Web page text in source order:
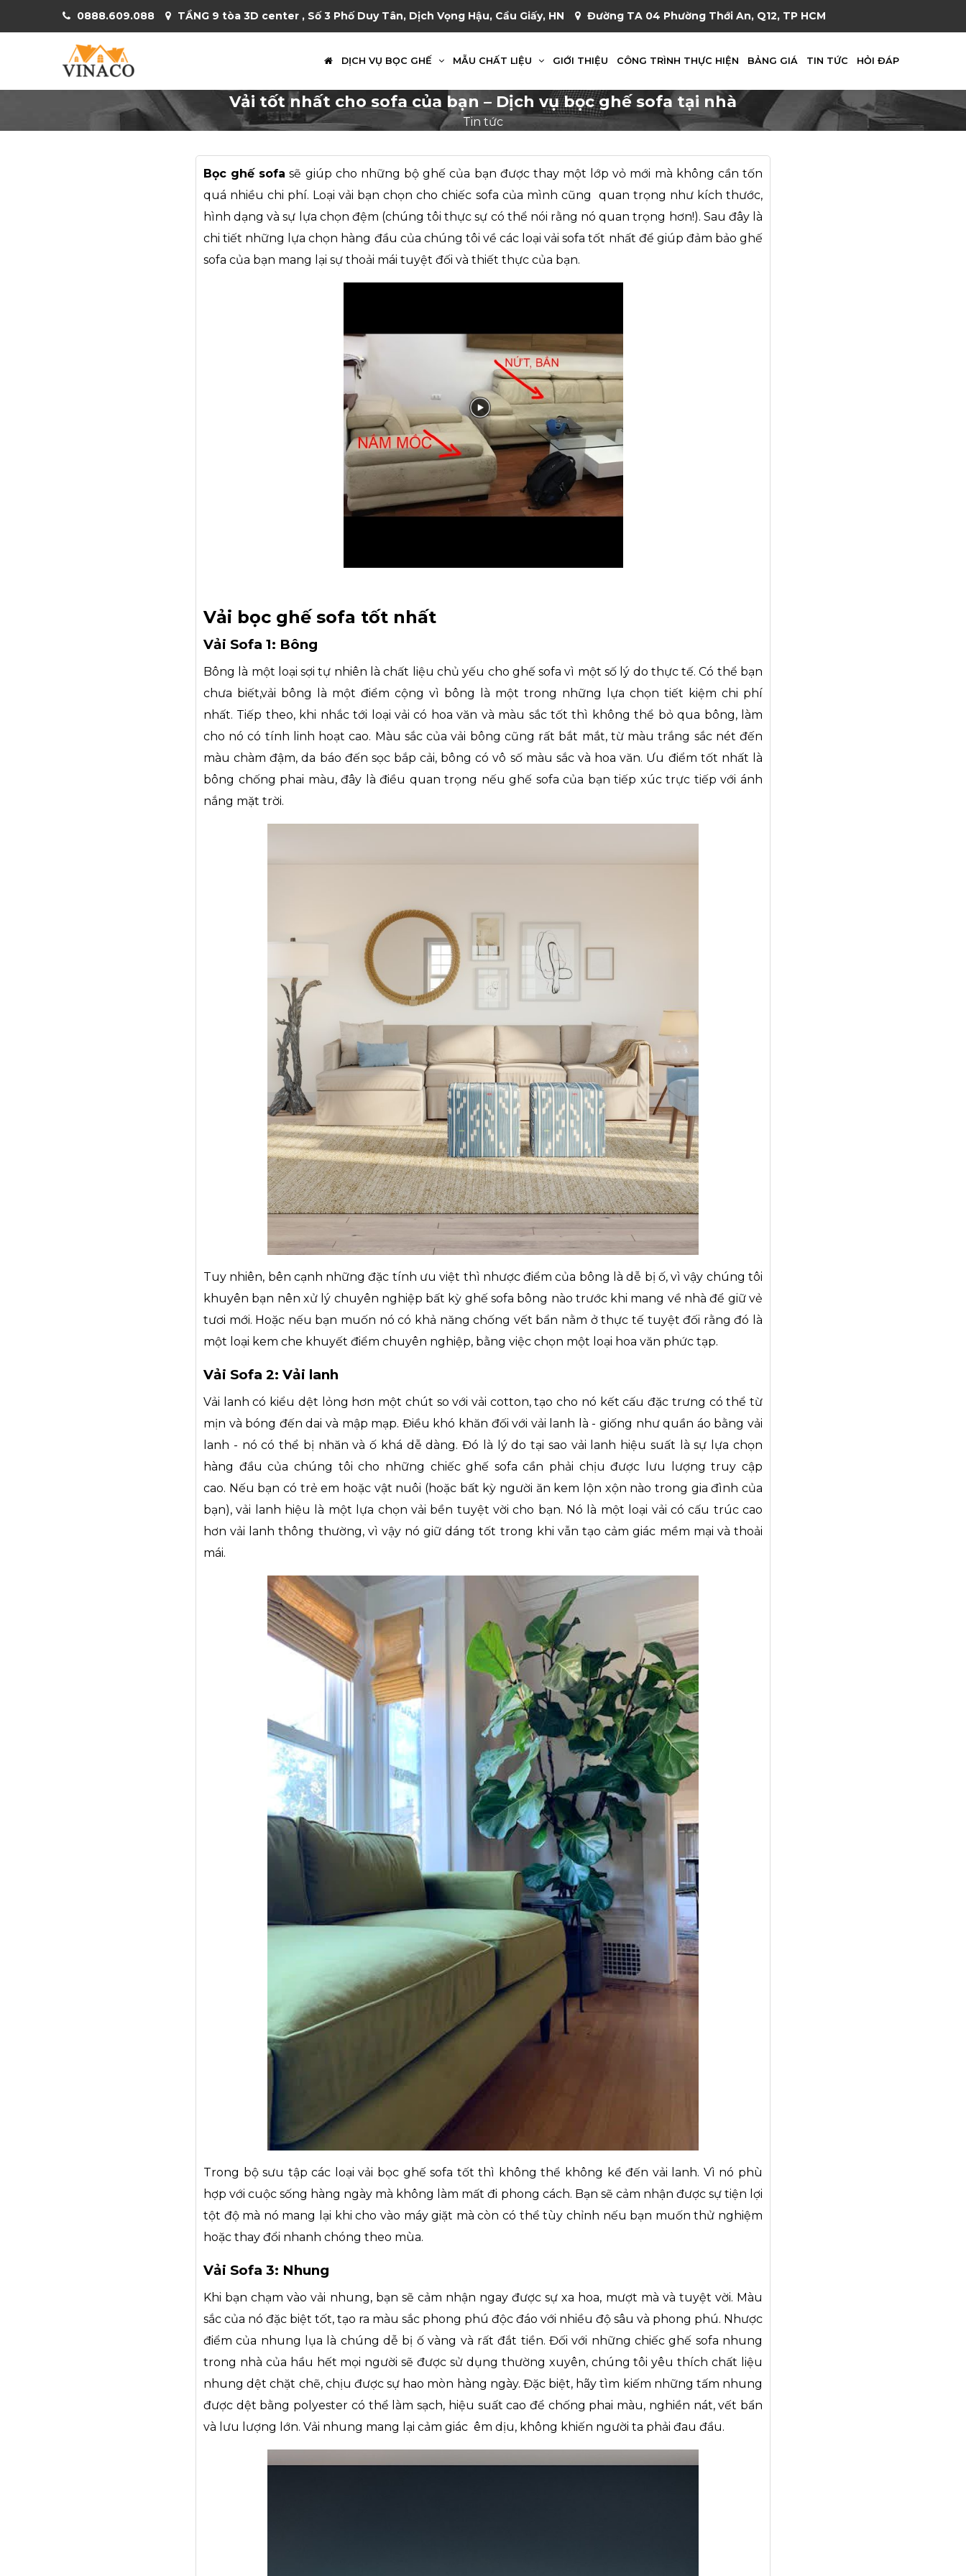
0888.609.088 TẦNG 9 tòa 3D center , Số 3 Phố Duy Tân, Dịch Vọng Hậu, Cầu Giấy, HN Đường TA 04 Phường Thới An, Q12, TP HCM
DỊCH VỤ BỌC GHẾ MẪU CHẤT LIỆU GIỚI THIỆU CÔNG TRÌNH THỰC HIỆN BẢNG GIÁ TIN TỨC HỎI ĐÁP
Vải tốt nhất cho sofa của bạn – Dịch vụ bọc ghế sofa tại nhà
Tin tức
Bọc ghế sofa sẽ giúp cho những bộ ghế của bạn được thay một lớp vỏ mới mà không cần tốn
quá nhiều chi phí. Loại vải bạn chọn cho chiếc sofa của mình cũng quan trọng như kích thước,
hình dạng và sự lựa chọn đệm (chúng tôi thực sự có thể nói rằng nó quan trọng hơn!). Sau đây là
chi tiết những lựa chọn hàng đầu của chúng tôi về các loại vải sofa tốt nhất để giúp đảm bảo ghế
sofa của bạn mang lại sự thoải mái tuyệt đối và thiết thực của bạn.
Vải bọc ghế sofa tốt nhất
Vải Sofa 1: Bông
Bông là một loại sợi tự nhiên là chất liệu chủ yếu cho ghế sofa vì một số lý do thực tế. Có thể bạn
chưa biết,vải bông là một điểm cộng vì bông là một trong những lựa chọn tiết kiệm chi phí
nhất. Tiếp theo, khi nhắc tới loại vải có hoa văn và màu sắc tốt thì không thể bỏ qua bông, làm
cho nó có tính linh hoạt cao. Màu sắc của vải bông cũng rất bắt mắt, từ màu trắng sắc nét đến
màu chàm đậm, da báo đến sọc bắp cải, bông có vô số màu sắc và hoa văn. Ưu điểm tốt nhất là
bông chống phai màu, đây là điều quan trọng nếu ghế sofa của bạn tiếp xúc trực tiếp với ánh
nắng mặt trời.
Tuy nhiên, bên cạnh những đặc tính ưu việt thì nhược điểm của bông là dễ bị ố, vì vậy chúng tôi
khuyên bạn nên xử lý chuyên nghiệp bất kỳ ghế sofa bông nào trước khi mang về nhà để giữ vẻ
tươi mới. Hoặc nếu bạn muốn nó có khả năng chống vết bẩn nằm ở thực tế tuyệt đối rằng đó là
một loại kem che khuyết điểm chuyên nghiệp, bằng việc chọn một loại hoa văn phức tạp.
Vải Sofa 2: Vải lanh
Vải lanh có kiểu dệt lỏng hơn một chút so với vải cotton, tạo cho nó kết cấu đặc trưng có thể từ
mịn và bóng đến dai và mập mạp. Điều khó khăn đối với vải lanh là - giống như quần áo bằng vải
lanh - nó có thể bị nhăn và ố khá dễ dàng. Đó là lý do tại sao vải lanh hiệu suất là sự lựa chọn
hàng đầu của chúng tôi cho những chiếc ghế sofa cần phải chịu được lưu lượng truy cập
cao. Nếu bạn có trẻ em hoặc vật nuôi (hoặc bất kỳ người ăn kem lộn xộn nào trong gia đình của
bạn), vải lanh hiệu là một lựa chọn vải bền tuyệt vời cho bạn. Nó là một loại vải có cấu trúc cao
hơn vải lanh thông thường, vì vậy nó giữ dáng tốt trong khi vẫn tạo cảm giác mềm mại và thoải
mái.
Trong bộ sưu tập các loại vải bọc ghế sofa tốt thì không thể không kể đến vải lanh. Vì nó phù
hợp với cuộc sống hàng ngày mà không làm mất đi phong cách. Bạn sẽ cảm nhận được sự tiện lợi
tột độ mà nó mang lại khi cho vào máy giặt mà còn có thể tùy chỉnh nếu bạn muốn thử nghiệm
hoặc thay đổi nhanh chóng theo mùa.
Vải Sofa 3: Nhung
Khi bạn chạm vào vải nhung, bạn sẽ cảm nhận ngay được sự xa hoa, mượt mà và tuyệt vời. Màu
sắc của nó đặc biệt tốt, tạo ra màu sắc phong phú độc đáo với nhiều độ sâu và phong phú. Nhược
điểm của nhung lụa là chúng dễ bị ố vàng và rất đắt tiền. Đối với những chiếc ghế sofa nhung
trong nhà của hầu hết mọi người sẽ được sử dụng thường xuyên, chúng tôi yêu thích chất liệu
nhung dệt chặt chẽ, chịu được sự hao mòn hàng ngày. Đặc biệt, hãy tìm kiếm những tấm nhung
được dệt bằng polyester có thể làm sạch, hiệu suất cao để chống phai màu, nghiền nát, vết bẩn
và lưu lượng lớn. Vải nhung mang lại cảm giác êm dịu, không khiến người ta phải đau đầu.